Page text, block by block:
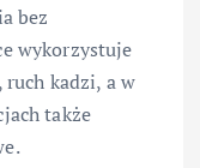
bez
wykorzystuje
kadzi, a w
także